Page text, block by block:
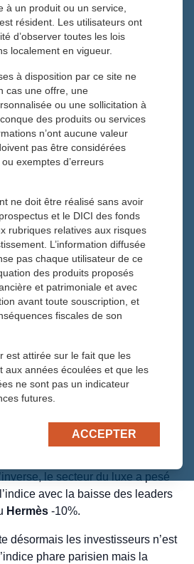
crise politique
géopolitiques et
diversification
épargnants.
les 8 000 points. Faut-il s’en
tirer de ce premier semestre ?
d’un indice qui bat des
qu’il faut se réjouir que le CAC40
car c’est le reflet de la
sont bien gérées et sont en
positif pour notre économie.
très disparates selon les
à l’image de laSociété
le secteur du luxe a pesé
avec la baisse des leaders
Hermès -10%.
désormais les investisseurs n’est
phare parisien mais la
à un produit ou un service,
résident. Les utilisateurs ont
d’observer toutes les lois
localement en vigueur.
à disposition par ce site ne
cas une offre, une
ou une sollicitation à
des produits ou services
n’ont aucune valeur
pas être considérées
exemptes d’erreurs
ne doit être réalisé sans avoir
et le DICI des fonds
rubriques relatives aux risques
L’information diffusée
pas chaque utilisateur de ce
des produits proposés
et patrimoniale et avec
avant toute souscription, et
fiscales de son
est attirée sur le fait que les
aux années écoulées et que les
ne sont pas un indicateur
futures.
ACCEPTER